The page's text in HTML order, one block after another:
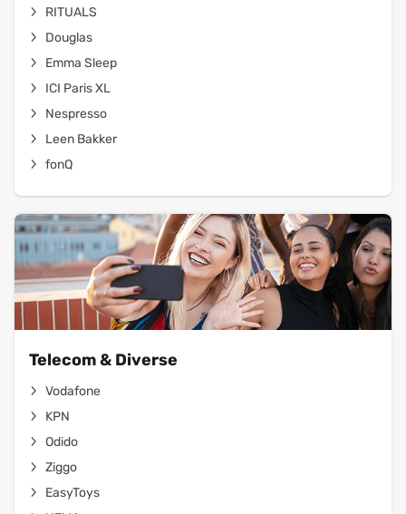
RITUALS
Douglas
Emma Sleep
ICI Paris XL
Nespresso
Leen Bakker
fonQ
Telecom & Diverse
Vodafone
KPN
Odido
Ziggo
EasyToys